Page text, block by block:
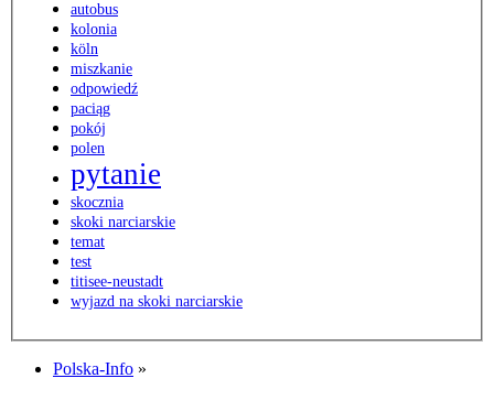
autobus
kolonia
köln
miszkanie
odpowiedź
paciąg
pokój
polen
pytanie
skocznia
skoki narciarskie
temat
test
titisee-neustadt
wyjazd na skoki narciarskie
Polska-Info »